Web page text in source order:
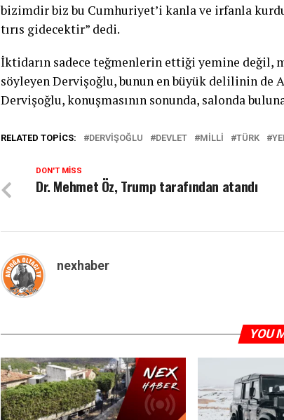
bizimdir biz bu Cumhuriyet’i kanla ve irfanla
tırıs gidecektir” dedi.
İktidarın sadece teğmenlerin ettiği yemine değil,
söyleyen Dervişoğlu, bunun en büyük delilinin de
Dervişoğlu, konuşmasının sonunda, salonda
RELATED TOPICS: DERVIŞOĞLU DEVLET MILLI TÜRK
DON'T MISS
Dr. Mehmet Öz, Trump tarafından atandı
nexhaber
YOU